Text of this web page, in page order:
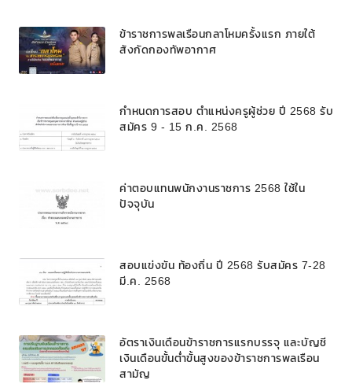
ราชวิทยาลัย สังกัดสำนักงานคณะกรรมการ
การศึกษาขั้นพื้นฐาน
ข้าราชการพลเรือนกลาโหมครั้งแรก ภายใต้
สังกัดกองทัพอากาศ
กำหนดการสอบ ตำแหน่งครูผู้ช่วย ปี 2568 รับ
สมัคร 9 - 15 ก.ค. 2568
ค่าตอบแทนพนักงานราชการ 2568 ใช้ใน
ปัจจุบัน
สอบแข่งขัน ท้องถิ่น ปี 2568 รับสมัคร 7-28
มี.ค. 2568
อัตราเงินเดือนข้าราชการแรกบรรจุ และบัญชี
เงินเดือนขั้นต่ำขั้นสูงของข้าราชการพลเรือน
สามัญ